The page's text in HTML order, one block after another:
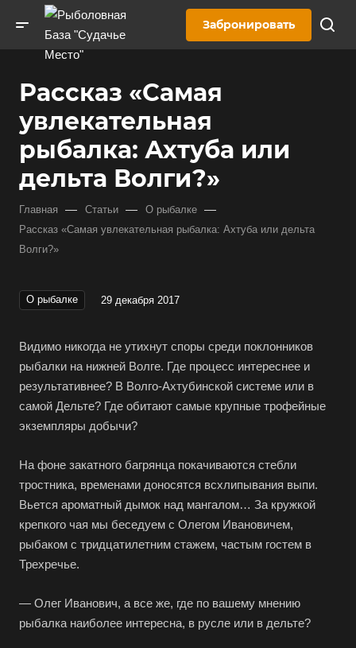
Забронировать
Рассказ «Самая
увлекательная
рыбалка: Ахтуба или
дельта Волги?»
Главная — Статьи — О рыбалке —
Рассказ «Самая увлекательная рыбалка: Ахтуба или дельта
Волги?»
О рыбалке 29 декабря 2017
Видимо никогда не утихнут споры среди поклонников
рыбалки на нижней Волге. Где процесс интереснее и
результативнее? В Волго-Ахтубинской системе или в
самой Дельте? Где обитают самые крупные трофейные
экземпляры добычи?
На фоне закатного багрянца покачиваются стебли
тростника, временами доносятся всхлипывания выпи.
Вьется ароматный дымок над мангалом… За кружкой
крепкого чая мы беседуем с Олегом Ивановичем,
рыбаком с тридцатилетним стажем, частым гостем в
Трехречье.
— Олег Иванович, а все же, где по вашему мнению
рыбалка наиболее интересна, в русле или в дельте?